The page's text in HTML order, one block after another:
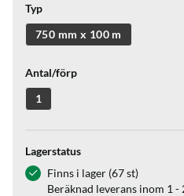
Typ
750 mm x 100 m
Antal/förp
1
Lagerstatus
Finns i lager (67 st)
Beräknad leverans inom 1 -